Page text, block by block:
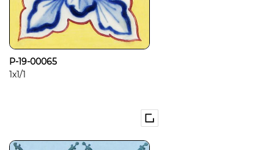
P-19-00065
1x1/1